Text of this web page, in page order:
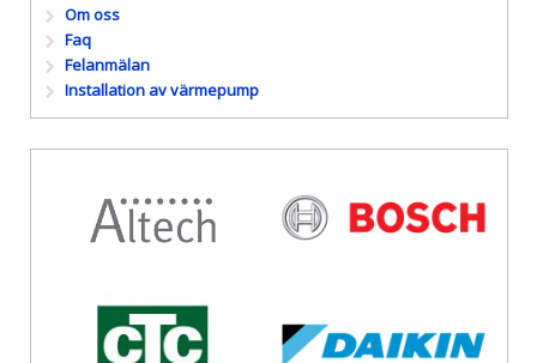
Om oss
Faq
Felanmälan
Installation av värmepump